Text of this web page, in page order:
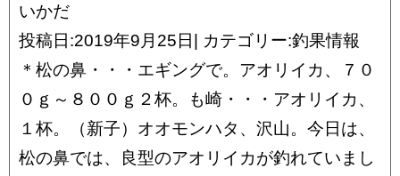
いかだ
投稿日:2019年9月25日| カテゴリー:釣果情報
＊松の鼻・・・エギングで。アオリイカ、７０
０ｇ～８００ｇ２杯。も崎・・・アオリイカ、
１杯。（新子）オオモンハタ、沢山。今日は、
松の鼻では、良型のアオリイカが釣れていまし